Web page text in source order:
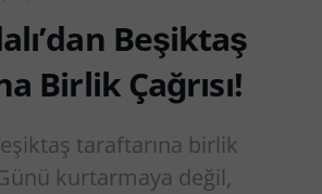
Beşiktaş
Birlik Çağrısı!
taraftarına birlik
kurtarmaya değil,